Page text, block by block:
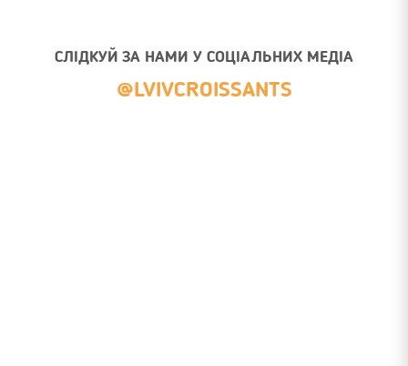
СЛІДКУЙ ЗА НАМИ У СОЦІАЛЬНИХ МЕДІА
@LVIVCROISSANTS